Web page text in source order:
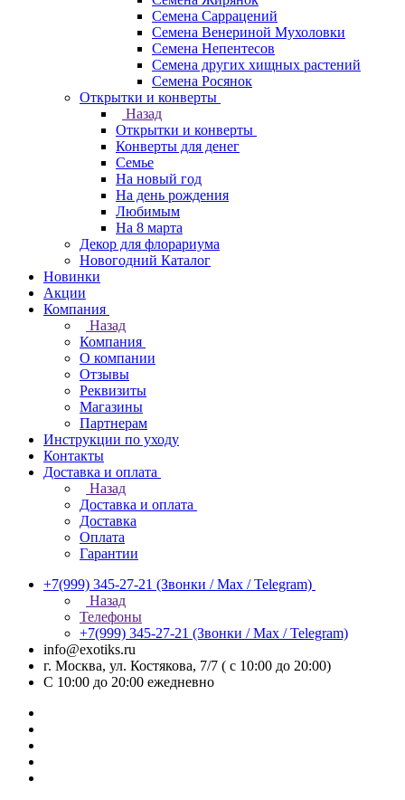
Семена Саррацений
Семена Венериной Мухоловки
Семена Непентесов
Семена других хищных растений
Семена Росянок
Открытки и конверты
Назад
Открытки и конверты
Конверты для денег
Семье
На новый год
На день рождения
Любимым
На 8 марта
Декор для флорариума
Новогодний Каталог
Новинки
Акции
Компания
Назад
Компания
О компании
Отзывы
Реквизиты
Магазины
Партнерам
Инструкции по уходу
Контакты
Доставка и оплата
Назад
Доставка и оплата
Доставка
Оплата
Гарантии
+7(999) 345-27-21 (Звонки / Max / Telegram)
Назад
Телефоны
+7(999) 345-27-21 (Звонки / Max / Telegram)
info@exotiks.ru
г. Москва, ул. Костякова, 7/7 ( с 10:00 до 20:00)
С 10:00 до 20:00 ежедневно